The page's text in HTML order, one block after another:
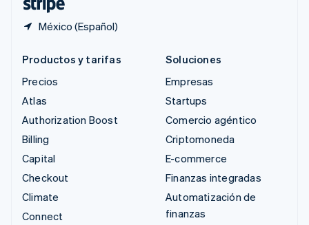
México (Español)
Productos y tarifas
Precios
Atlas
Authorization Boost
Billing
Capital
Checkout
Climate
Connect
Soluciones
Empresas
Startups
Comercio agéntico
Criptomoneda
E-commerce
Finanzas integradas
Automatización de
finanzas